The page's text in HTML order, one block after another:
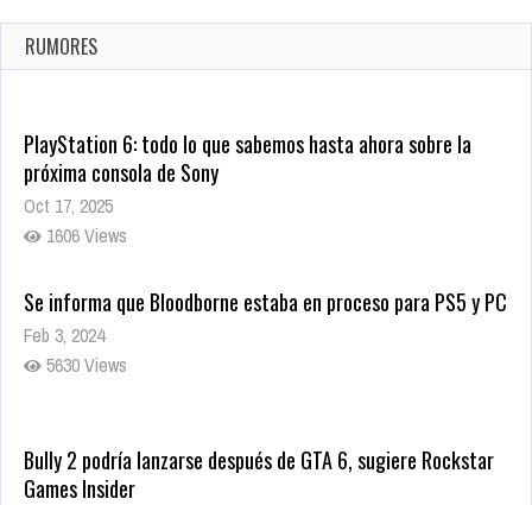
Ago 8, 2021
10004 Views
RUMORES
PlayStation 6: todo lo que sabemos hasta ahora sobre la
próxima consola de Sony
Oct 17, 2025
1606 Views
Se informa que Bloodborne estaba en proceso para PS5 y PC
Feb 3, 2024
5630 Views
Bully 2 podría lanzarse después de GTA 6, sugiere Rockstar
Games Insider